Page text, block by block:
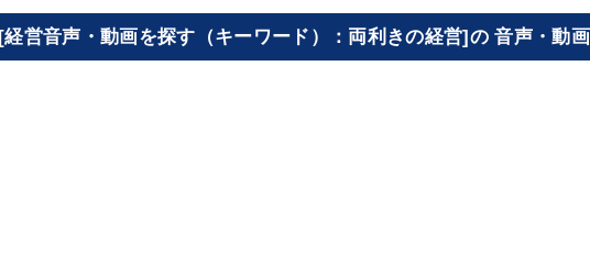
[経営音声・動画を探す（キーワード）：両利きの経営]の 音声・動画